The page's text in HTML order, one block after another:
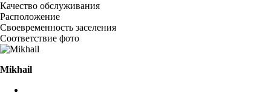
Качество обслуживания
Расположение
Своевременность заселения
Соответствие фото
Mikhail